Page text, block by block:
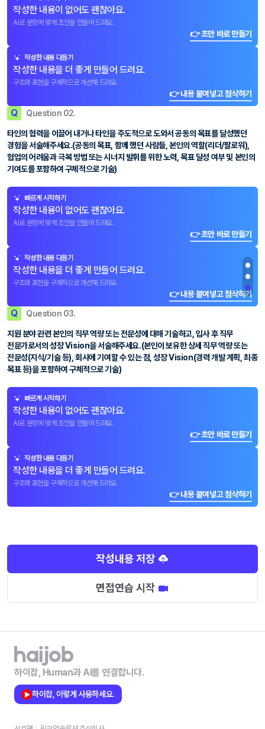
작성한 내용이 없어도 괜찮아요.
AI로 문항에 맞게 초안을 만들어 드려요.
👉 초안 바로 만들기
작성한 내용 다듬기
작성한 내용을 더 좋게 만들어 드려요.
구조와 표현을 구체적으로 개선해 드려요.
👉 내용 붙여넣고 첨삭하기
Q Question 02.
타인의 협력을 이끌어 내거나 타인을 주도적으로 도와서 공동의 목표를 달성했던
경험을 서술해주세요.(공동의 목표, 함께 했던 사람들, 본인의 역할(리더/팔로워),
협업의 어려움과 극복 방법 또는 시너지 발휘를 위한 노력, 목표 달성 여부 및 본인의
기여도를 포함하여 구체적으로 기술)
빠르게 시작하기
작성한 내용이 없어도 괜찮아요.
AI로 문항에 맞게 초안을 만들어 드려요.
👉 초안 바로 만들기
작성한 내용 다듬기
작성한 내용을 더 좋게 만들어 드려요.
구조와 표현을 구체적으로 개선해 드려요.
👉 내용 붙여넣고 첨삭하기
Q Question 03.
지원 분야 관련 본인의 직무 역량 또는 전문성에 대해 기술하고, 입사 후 직무
전문가로서의 성장 Vision을 서술해주세요.(본인이 보유한 상세 직무 역량 또는
전문성(지식/기술 등), 회사에 기여할 수 있는 점, 성장 Vision(경력 개발 계획, 최종
목표 등)을 포함하여 구체적으로 기술)
빠르게 시작하기
작성한 내용이 없어도 괜찮아요.
AI로 문항에 맞게 초안을 만들어 드려요.
👉 초안 바로 만들기
작성한 내용 다듬기
작성한 내용을 더 좋게 만들어 드려요.
구조와 표현을 구체적으로 개선해 드려요.
👉 내용 붙여넣고 첨삭하기
작성내용 저장
면접연습 시작
하이잡, Human과 AI를 연결합니다.
하이잡, 이렇게 사용하세요.